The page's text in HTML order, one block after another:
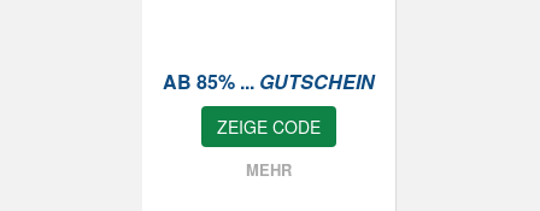
AB 85% ... GUTSCHEIN
ZEIGE CODE
MEHR